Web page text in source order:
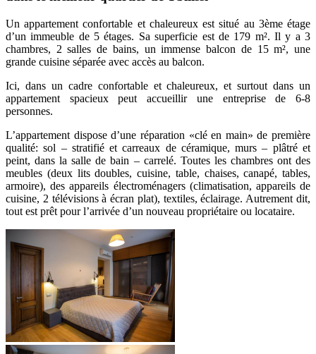
Un appartement confortable et chaleureux est situé au 3ème étage
d’un immeuble de 5 étages. Sa superficie est de 179 m². Il y a 3
chambres, 2 salles de bains, un immense balcon de 15 m², une
grande cuisine séparée avec accès au balcon.
Ici, dans un cadre confortable et chaleureux, et surtout dans un
appartement spacieux peut accueillir une entreprise de 6-8
personnes.
L’appartement dispose d’une réparation «clé en main» de première
qualité: sol – stratifié et carreaux de céramique, murs – plâtré et
peint, dans la salle de bain – carrelé. Toutes les chambres ont des
meubles (deux lits doubles, cuisine, table, chaises, canapé, tables,
armoire), des appareils électroménagers (climatisation, appareils de
cuisine, 2 télévisions à écran plat), textiles, éclairage. Autrement dit,
tout est prêt pour l’arrivée d’un nouveau propriétaire ou locataire.